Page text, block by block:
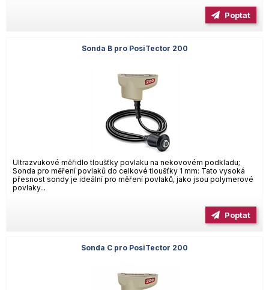
Poptat
Sonda B pro PosiTector 200
Ultrazvukové měřidlo tloušťky povlaku na nekovovém podkladu;
Sonda pro měření povlaků do celkové tloušťky 1 mm: Tato vysoká
přesnost sondy je ideální pro měření povlaků, jako jsou polymerové
povlaky...
Poptat
Sonda C pro PosiTector 200